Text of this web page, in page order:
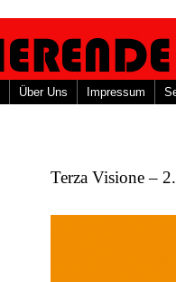
Über Uns Impressum
Terza Visione –